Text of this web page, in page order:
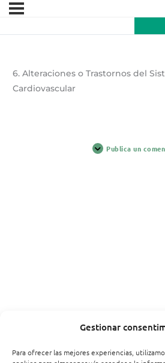
Gestionar
Para ofrecer las mejores experiencias,
6. Alteraciones o Trastornos del
Cardiovascular
Publica un